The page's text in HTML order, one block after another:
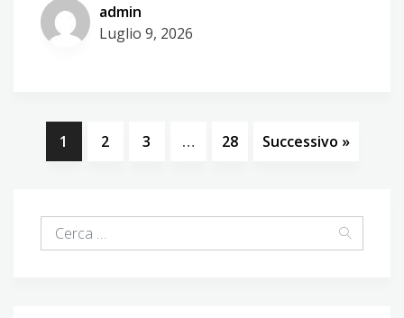
admin
Luglio 9, 2026
1 2 3 … 28 Successivo »